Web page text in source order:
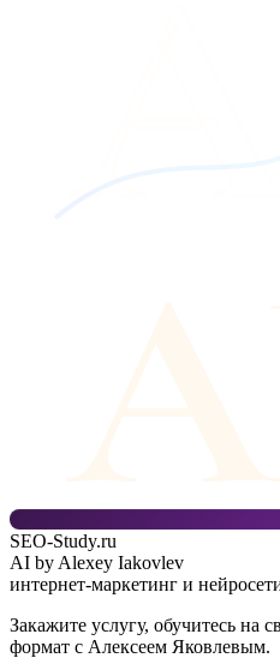
SEO-Study.ru
AI by Alexey Iakovlev
интернет-маркетинг и
Закажите услугу, обучитесь на
формат с Алексеем Яковлевым.